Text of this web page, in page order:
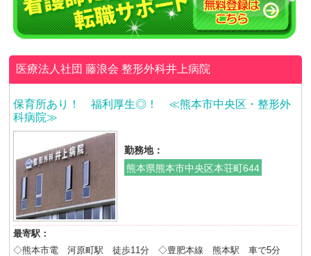
医療法人社団 藤浪会整形外科井上病院
保育所あり！ 福利厚生◎！ ≪熊本市中央区・整形外
科病院≫
勤務地：
熊本県熊本市中央区本荘町644
最寄駅：
◇熊本市電 河原町駅 徒歩11分 ◇豊肥本線 熊本駅 車で5分